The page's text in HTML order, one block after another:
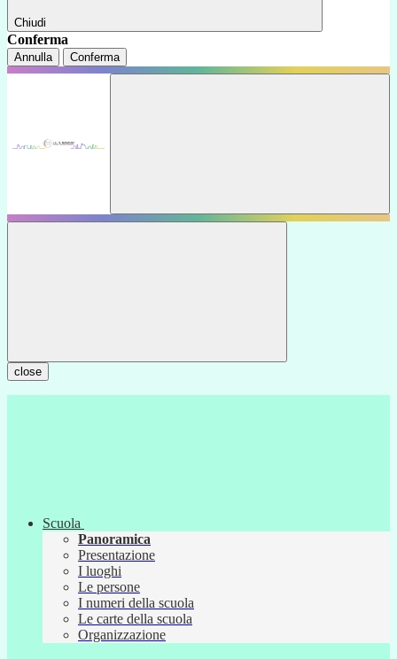
Chiudi
Conferma
Annulla Conferma
close
Scuola
Panoramica
Presentazione
I luoghi
Le persone
I numeri della scuola
Le carte della scuola
Organizzazione